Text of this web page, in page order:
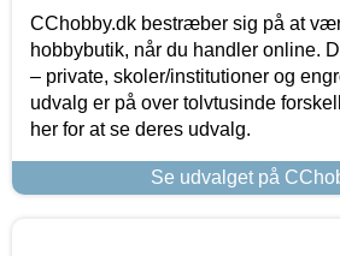
CChobby.dk bestræber sig på at
hobbybutik, når du handler online.
– private, skoler/institutioner og
udvalg er på over tolvtusinde
her for at se deres udvalg.
Se udvalget på